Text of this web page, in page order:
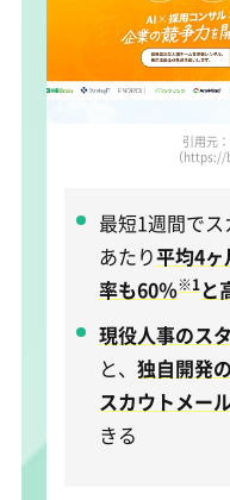
引用元
（
最短1週間で
あたり平均4ヶ
率も60％※1と
現役人事のス
と、 独自開発
スカウトメー
きる